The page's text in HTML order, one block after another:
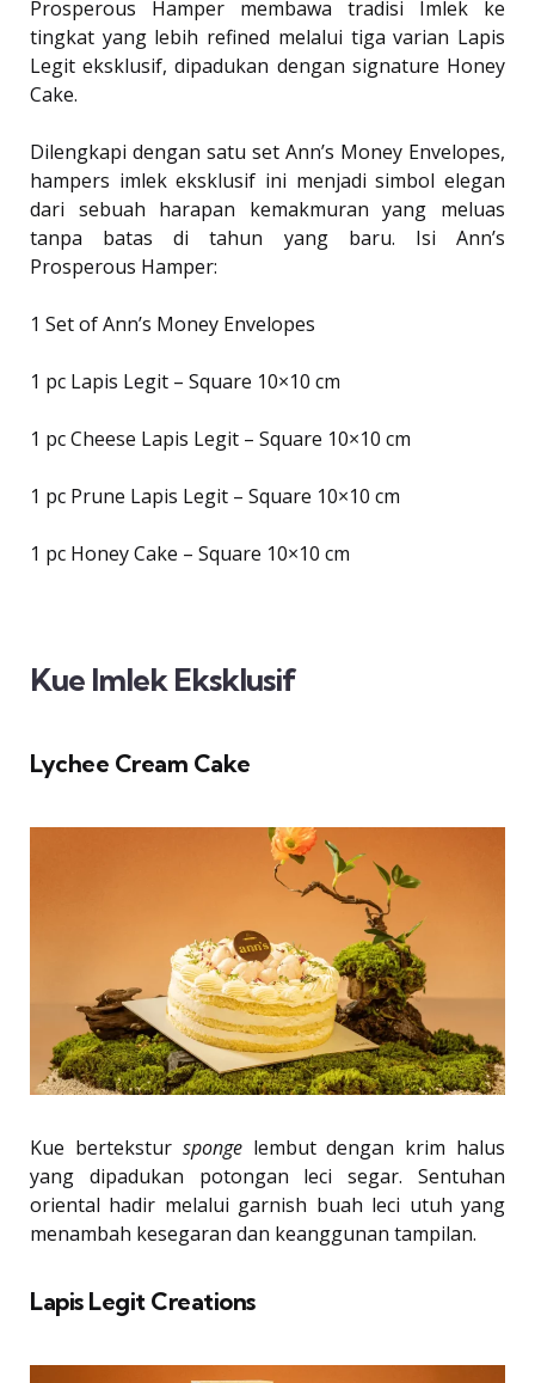
Prosperous Hamper membawa tradisi Imlek ke
tingkat yang lebih refined melalui tiga varian Lapis
Legit eksklusif, dipadukan dengan signature Honey
Cake.
Dilengkapi dengan satu set Ann’s Money Envelopes,
hampers imlek eksklusif ini menjadi simbol elegan
dari sebuah harapan kemakmuran yang meluas
tanpa batas di tahun yang baru. Isi Ann’s
Prosperous Hamper:
1 Set of Ann’s Money Envelopes
1 pc Lapis Legit – Square 10×10 cm
1 pc Cheese Lapis Legit – Square 10×10 cm
1 pc Prune Lapis Legit – Square 10×10 cm
1 pc Honey Cake – Square 10×10 cm
Kue Imlek Eksklusif
Lychee Cream Cake
Kue bertekstur sponge lembut dengan krim halus
yang dipadukan potongan leci segar. Sentuhan
oriental hadir melalui garnish buah leci utuh yang
menambah kesegaran dan keanggunan tampilan.
Lapis Legit Creations